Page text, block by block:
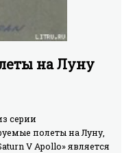
на Луну
серии
полеты на Луну,
V Apollo» является